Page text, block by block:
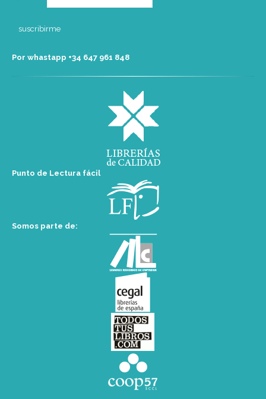
Por whastapp +34 ‭647 961 848‬
Punto de Lectura fácil
Somos parte de: